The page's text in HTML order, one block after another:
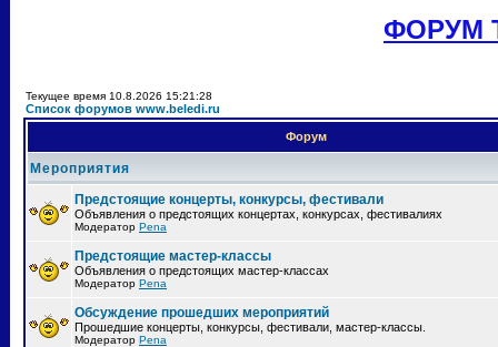
ФОРУМ
Текущее время 10.8.2026 15:21:28
Список форумов www.beledi.ru
Форум
Мероприятия
Предстоящие концерты, конкурсы, фестивали
Объявления о предстоящих концертах, конкурсах, фестивалиях
Модератор Pena
Предстоящие мастер-классы
Объявления о предстоящих мастер-классах
Модератор Pena
Обсуждение прошедших мероприятий
Прошедшие концерты, конкурсы, фестивали, мастер-классы.
Модератор Pena